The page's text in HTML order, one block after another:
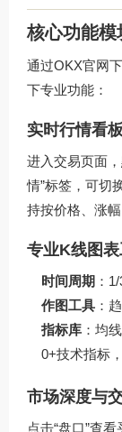
核心功能模
通过OKX官网
下专业功能：
实时行情看板
进入交易页面
情”标签，可切
持按价格、涨幅
专业K线图
时间周期 ：
作图工具 ：
指标库 ：均
0+技术指标
市场深度与
点击“盘口”查